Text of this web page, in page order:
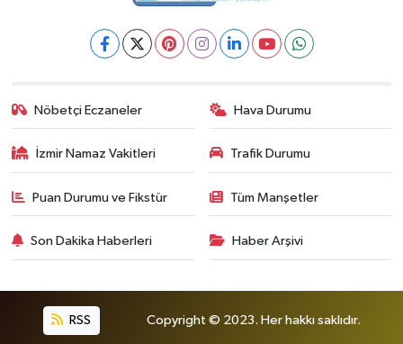
Nöbetçi Eczaneler Hava Durumu
İzmir Namaz Vakitleri Trafik Durumu
Puan Durumu ve Fikstür Tüm Manşetler
Son Dakika Haberleri Haber Arşivi
RSS Copyright © 2023. Her hakkı saklıdır.